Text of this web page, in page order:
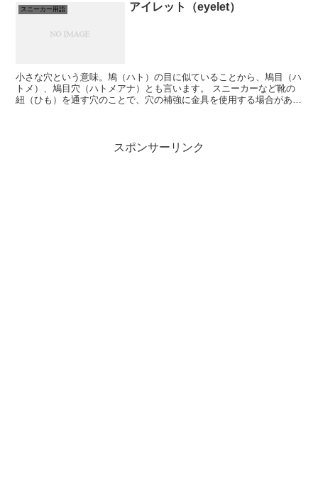
スニーカー用語 アイレット（eyelet）
小さな穴という意味。鳩（ハト）の目に似ていることから、鳩目（ハ
トメ）、鳩目穴（ハトメアナ）とも言います。 スニーカーなど靴の
紐（ひも）を通す穴のことで、穴の補強に金具を使用する場合がある
スポンサーリンク